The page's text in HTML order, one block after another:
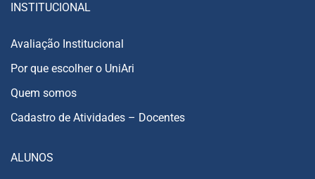
INSTITUCIONAL
Avaliação Institucional
Por que escolher o UniAri
Quem somos
Cadastro de Atividades – Docentes
ALUNOS